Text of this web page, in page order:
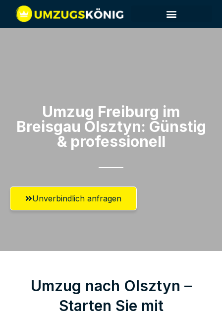
Umzug Freiburg im
Breisgau​ Olsztyn: Günstig
& professionell​
Unverbindlich anfragen
Umzug nach Olsztyn –
Starten Sie mit